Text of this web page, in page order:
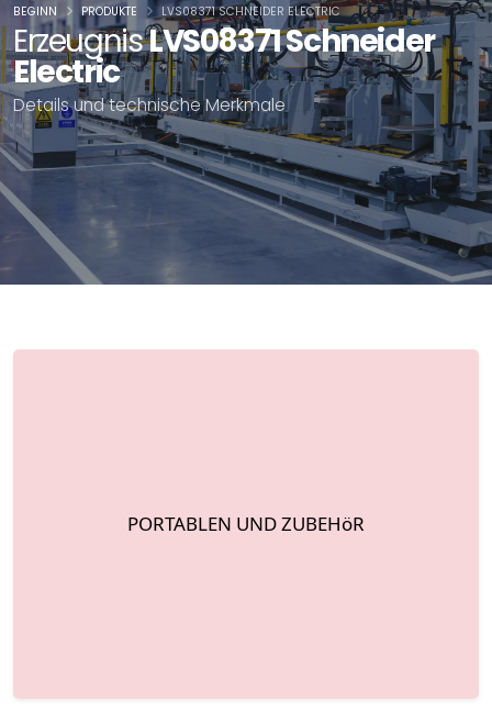
ErzeugnisLVS08371 Schneider
Electric
Details und technische Merkmale
BEGINN PRODUKTE LVS08371 SCHNEIDER ELECTRIC